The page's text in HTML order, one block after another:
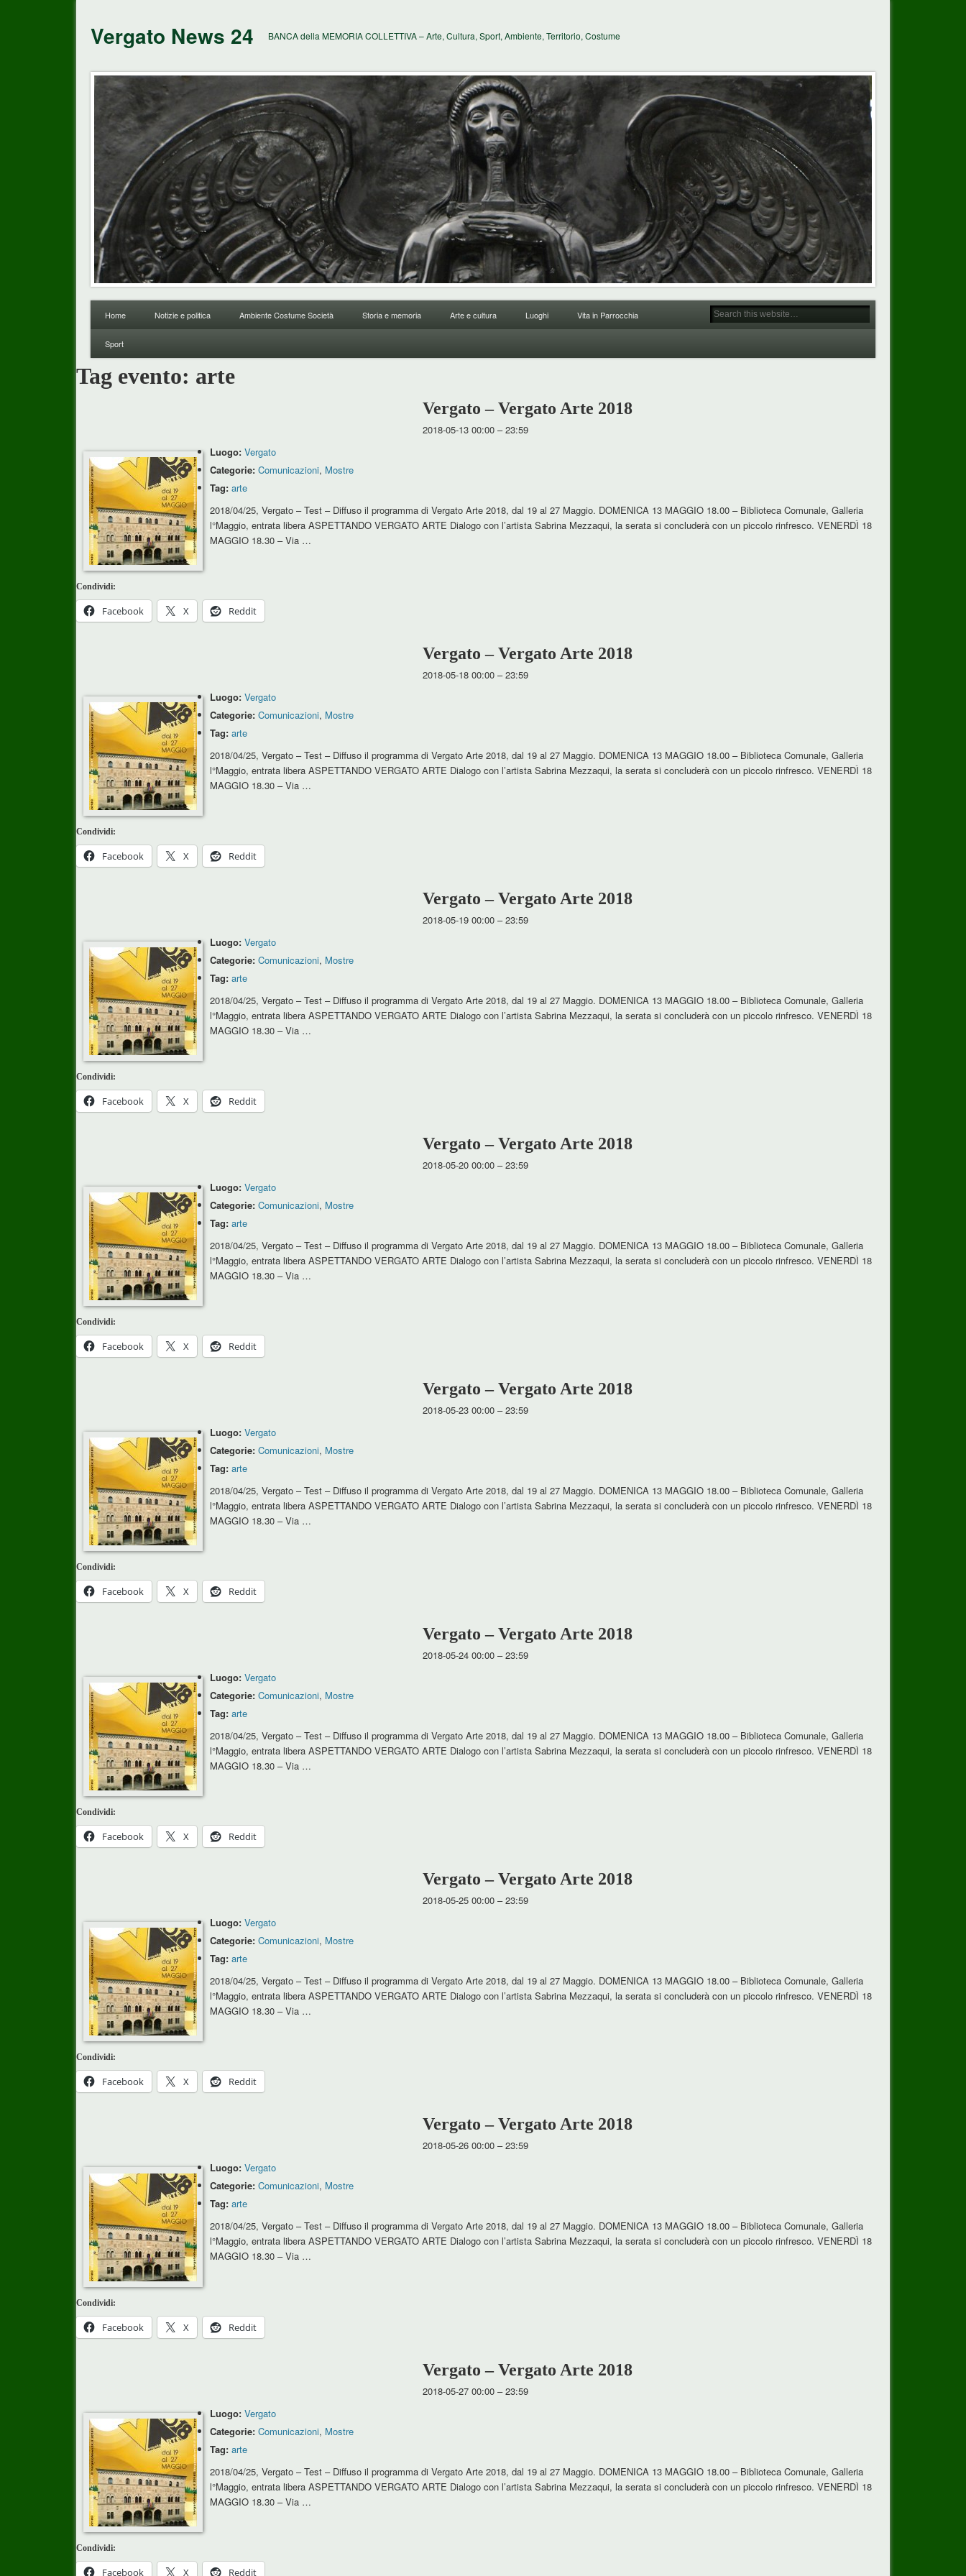
Vergato News 24 BANCA della MEMORIA COLLETTIVA – Arte, Cultura, Sport, Ambiente, Territorio, Costume
Home Notizie e politica Ambiente Costume Società Storia e memoria Arte e cultura Luoghi Vita in Parrocchia
Sport
Tag evento: arte
Vergato – Vergato Arte 2018
2018-05-13 00:00–23:59
Luogo: Vergato
Categorie: Comunicazioni, Mostre
Tag: arte
2018/04/25, Vergato – Test – Diffuso il programma di Vergato Arte 2018, dal 19 al 27 Maggio. DOMENICA 13 MAGGIO 18.00 – Biblioteca Comunale, Galleria
l°Maggio, entrata libera ASPETTANDO VERGATO ARTE Dialogo con l’artista Sabrina Mezzaqui, la serata si concluderà con un piccolo rinfresco. VENERDÌ 18
MAGGIO 18.30 – Via …
Condividi:
Facebook X Reddit
Vergato – Vergato Arte 2018
2018-05-18 00:00–23:59
Luogo: Vergato
Categorie: Comunicazioni, Mostre
Tag: arte
2018/04/25, Vergato – Test – Diffuso il programma di Vergato Arte 2018, dal 19 al 27 Maggio. DOMENICA 13 MAGGIO 18.00 – Biblioteca Comunale, Galleria
l°Maggio, entrata libera ASPETTANDO VERGATO ARTE Dialogo con l’artista Sabrina Mezzaqui, la serata si concluderà con un piccolo rinfresco. VENERDÌ 18
MAGGIO 18.30 – Via …
Condividi:
Facebook X Reddit
Vergato – Vergato Arte 2018
2018-05-19 00:00–23:59
Luogo: Vergato
Categorie: Comunicazioni, Mostre
Tag: arte
2018/04/25, Vergato – Test – Diffuso il programma di Vergato Arte 2018, dal 19 al 27 Maggio. DOMENICA 13 MAGGIO 18.00 – Biblioteca Comunale, Galleria
l°Maggio, entrata libera ASPETTANDO VERGATO ARTE Dialogo con l’artista Sabrina Mezzaqui, la serata si concluderà con un piccolo rinfresco. VENERDÌ 18
MAGGIO 18.30 – Via …
Condividi:
Facebook X Reddit
Vergato – Vergato Arte 2018
2018-05-20 00:00–23:59
Luogo: Vergato
Categorie: Comunicazioni, Mostre
Tag: arte
2018/04/25, Vergato – Test – Diffuso il programma di Vergato Arte 2018, dal 19 al 27 Maggio. DOMENICA 13 MAGGIO 18.00 – Biblioteca Comunale, Galleria
l°Maggio, entrata libera ASPETTANDO VERGATO ARTE Dialogo con l’artista Sabrina Mezzaqui, la serata si concluderà con un piccolo rinfresco. VENERDÌ 18
MAGGIO 18.30 – Via …
Condividi:
Facebook X Reddit
Vergato – Vergato Arte 2018
2018-05-23 00:00–23:59
Luogo: Vergato
Categorie: Comunicazioni, Mostre
Tag: arte
2018/04/25, Vergato – Test – Diffuso il programma di Vergato Arte 2018, dal 19 al 27 Maggio. DOMENICA 13 MAGGIO 18.00 – Biblioteca Comunale, Galleria
l°Maggio, entrata libera ASPETTANDO VERGATO ARTE Dialogo con l’artista Sabrina Mezzaqui, la serata si concluderà con un piccolo rinfresco. VENERDÌ 18
MAGGIO 18.30 – Via …
Condividi:
Facebook X Reddit
Vergato – Vergato Arte 2018
2018-05-24 00:00–23:59
Luogo: Vergato
Categorie: Comunicazioni, Mostre
Tag: arte
2018/04/25, Vergato – Test – Diffuso il programma di Vergato Arte 2018, dal 19 al 27 Maggio. DOMENICA 13 MAGGIO 18.00 – Biblioteca Comunale, Galleria
l°Maggio, entrata libera ASPETTANDO VERGATO ARTE Dialogo con l’artista Sabrina Mezzaqui, la serata si concluderà con un piccolo rinfresco. VENERDÌ 18
MAGGIO 18.30 – Via …
Condividi:
Facebook X Reddit
Vergato – Vergato Arte 2018
2018-05-25 00:00–23:59
Luogo: Vergato
Categorie: Comunicazioni, Mostre
Tag: arte
2018/04/25, Vergato – Test – Diffuso il programma di Vergato Arte 2018, dal 19 al 27 Maggio. DOMENICA 13 MAGGIO 18.00 – Biblioteca Comunale, Galleria
l°Maggio, entrata libera ASPETTANDO VERGATO ARTE Dialogo con l’artista Sabrina Mezzaqui, la serata si concluderà con un piccolo rinfresco. VENERDÌ 18
MAGGIO 18.30 – Via …
Condividi:
Facebook X Reddit
Vergato – Vergato Arte 2018
2018-05-26 00:00–23:59
Luogo: Vergato
Categorie: Comunicazioni, Mostre
Tag: arte
2018/04/25, Vergato – Test – Diffuso il programma di Vergato Arte 2018, dal 19 al 27 Maggio. DOMENICA 13 MAGGIO 18.00 – Biblioteca Comunale, Galleria
l°Maggio, entrata libera ASPETTANDO VERGATO ARTE Dialogo con l’artista Sabrina Mezzaqui, la serata si concluderà con un piccolo rinfresco. VENERDÌ 18
MAGGIO 18.30 – Via …
Condividi:
Facebook X Reddit
Vergato – Vergato Arte 2018
2018-05-27 00:00–23:59
Luogo: Vergato
Categorie: Comunicazioni, Mostre
Tag: arte
2018/04/25, Vergato – Test – Diffuso il programma di Vergato Arte 2018, dal 19 al 27 Maggio. DOMENICA 13 MAGGIO 18.00 – Biblioteca Comunale, Galleria
l°Maggio, entrata libera ASPETTANDO VERGATO ARTE Dialogo con l’artista Sabrina Mezzaqui, la serata si concluderà con un piccolo rinfresco. VENERDÌ 18
MAGGIO 18.30 – Via …
Condividi:
Facebook X Reddit